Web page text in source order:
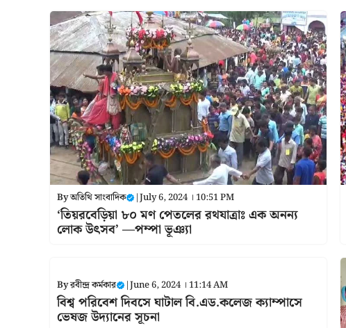
Byঅতিথি সাংবাদিক |July 6, 2024 । 10:51 PM
‘তিয়রবেড়িয়া ৮০ মণ পেতলের রথযাত্রাঃ এক অনন্য
লোক উৎসব’ —পম্পা ভূঞ্যা
Byরবীন্দ্র কর্মকার |June 6, 2024 । 11:14 AM
বিশ্ব পরিবেশ দিবসে ঘাটাল বি.এড.কলেজ ক্যাম্পাসে
ভেষজ উদ্যানের সূচনা